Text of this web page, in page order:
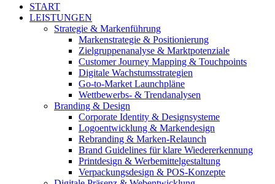
START
LEISTUNGEN
Strategie & Markenführung
Markenstrategie & Positionierung
Zielgruppenanalyse & Marktpotenziale
Customer Journey Mapping & Touchpoints
Digitale Wachstumsstrategien
Go-to-Market Launchpläne
Wettbewerbs- & Trendanalysen
Branding & Design
Corporate Identity & Designsysteme
Logoentwicklung & Markendesign
Rebranding & Marken-Relaunch
Brand Guidelines für klare Wiedererkennung
Printdesign & Werbemittelgestaltung
Verpackungsdesign & POS-Konzepte